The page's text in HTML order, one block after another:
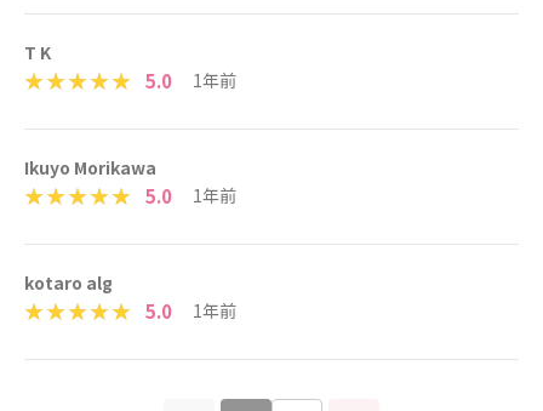
T K
5.0 1年前
Ikuyo Morikawa
5.0 1年前
kotaro alg
5.0 1年前